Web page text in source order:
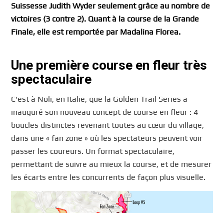
Suissesse Judith Wyder seulement grâce au nombre de
victoires (3 contre 2). Quant à la course de la Grande
Finale, elle est remportée par Madalina Florea.
Une première course en fleur très
spectaculaire
C’est à Noli, en Italie, que la Golden Trail Series a
inauguré son nouveau concept de course en fleur : 4
boucles distinctes revenant toutes au cœur du village,
dans une « fan zone » où les spectateurs peuvent voir
passer les coureurs. Un format spectaculaire,
permettant de suivre au mieux la course, et de mesurer
les écarts entre les concurrents de façon plus visuelle.